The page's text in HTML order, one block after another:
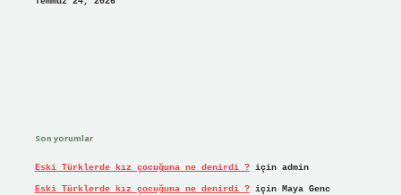
Son yorumlar
Eski Türklerde kız çocuğuna ne denirdi ?için admin
Eski Türklerde kız çocuğuna ne denirdi ?için Maya Genc